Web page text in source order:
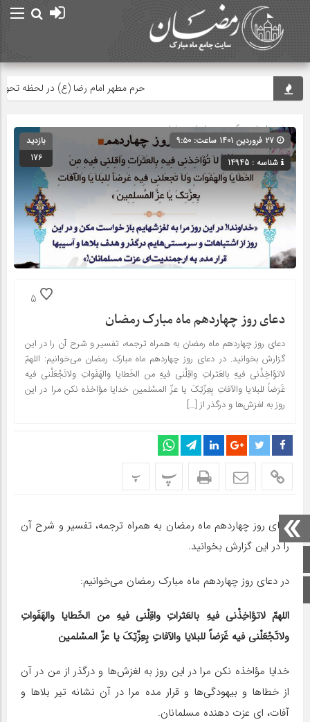
اینستاگرام
حرم مطهر امام رضا (ع) در لحظه تحویل
صفحه اصلی» گروه »دعاهای رمضان
شناسه : 14945
بازدید
176
5
دعای روز چهاردهم ماه مبارک رمضان
دعای روز چهاردهم ماه رمضان به همراه ترجمه، تفسیر و شرح آن را در این
گزارش بخوانید. در دعای روز چهاردهم ماه مبارک رمضان می‌خوانیم: اللهمّ
لاتؤاخِذْنی فیهِ بالعَثراتِ واقِلْنی فیهِ من الخَطایا والهَفَواتِ ولاتَجْعَلْنی فیه
غَرَضاً للبلایا والآفاتِ بِعِزّتِکَ یا عزّ المسْلمین خدایا مؤاخذه نکن مرا در این
روز به لغزش‌ها و درگذر از […]
پ پ
دعای روز چهاردهم ماه رمضان به همراه ترجمه، تفسیر و شرح آن
را در این گزارش بخوانید.
در دعای روز چهاردهم ماه مبارک رمضان می‌خوانیم:
اللهمّ لاتؤاخِذْنی فیهِ بالعَثراتِ واقِلْنی فیهِ من الخَطایا والهَفَواتِ
ولاتَجْعَلْنی فیه غَرَضاً للبلایا والآفاتِ بِعِزّتِکَ یا عزّ المسْلمین
خدایا مؤاخذه نکن مرا در این روز به لغزش‌ها و درگذر از من در آن
از خطاها و بیهودگی‌ها و قرار مده مرا در آن نشانه تیر بلاها و
آفات، ای عزت دهنده مسلمانان.